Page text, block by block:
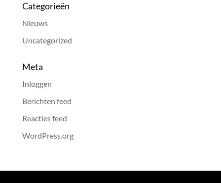
Categorieën
Nieuws
Uncategorized
Meta
Inloggen
Berichten feed
Reacties feed
WordPress.org